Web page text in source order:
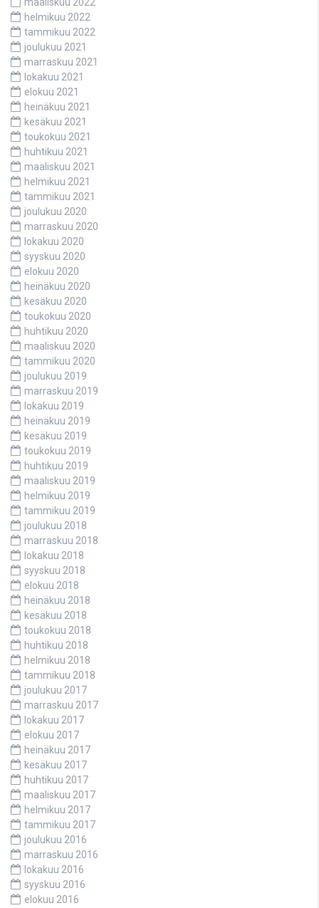
maaliskuu 2022
helmikuu 2022
tammikuu 2022
joulukuu 2021
marraskuu 2021
lokakuu 2021
elokuu 2021
heinäkuu 2021
kesäkuu 2021
toukokuu 2021
huhtikuu 2021
maaliskuu 2021
helmikuu 2021
tammikuu 2021
joulukuu 2020
marraskuu 2020
lokakuu 2020
syyskuu 2020
elokuu 2020
heinäkuu 2020
kesäkuu 2020
toukokuu 2020
huhtikuu 2020
maaliskuu 2020
tammikuu 2020
joulukuu 2019
marraskuu 2019
lokakuu 2019
heinäkuu 2019
kesäkuu 2019
toukokuu 2019
huhtikuu 2019
maaliskuu 2019
helmikuu 2019
tammikuu 2019
joulukuu 2018
marraskuu 2018
lokakuu 2018
syyskuu 2018
elokuu 2018
heinäkuu 2018
kesäkuu 2018
toukokuu 2018
huhtikuu 2018
helmikuu 2018
tammikuu 2018
joulukuu 2017
marraskuu 2017
lokakuu 2017
elokuu 2017
heinäkuu 2017
kesäkuu 2017
huhtikuu 2017
maaliskuu 2017
helmikuu 2017
tammikuu 2017
joulukuu 2016
marraskuu 2016
lokakuu 2016
syyskuu 2016
elokuu 2016